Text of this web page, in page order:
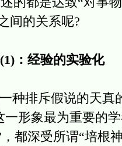
间的关系呢?
：经验的实验化
排斥假说的天真
形象最为重要的
都深受所谓“培根